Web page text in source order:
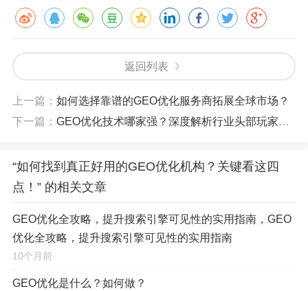
作”，全球的搜索引擎格局、用户搜索习惯与文化语境千差
万别：德国用户严谨，对权威信源和数据报告极为看重；
东南亚市场移动端主导，短视频和社交平台是内容消费的
核心；俄罗斯用户则高度依赖本土搜索引擎Yandex，这些
案例的“本地化”属性： 是否拥有针对特定国家/地
区的成功案例？为美国市场制定的本地关键词矩阵布
局，或是在日本市场针对高移动端占比进行的页面体验
优化。
的官方指南与算法偏好？如Google Business Profile的
返回列表
上一篇： 如何选择靠谱的GEO优化服务商拓展全球市场？
下一篇： GEO优化技术哪家强？深度解析行业头部玩家与技术壁垒
“如何找到真正好用的GEO优化机构？关键看这四
点！” 的相关文章
GEO优化全攻略，提升搜索引擎可见性的实用指南，GEO
优化全攻略，提升搜索引擎可见性的实用指南
10个月前
GEO优化是什么？如何做？